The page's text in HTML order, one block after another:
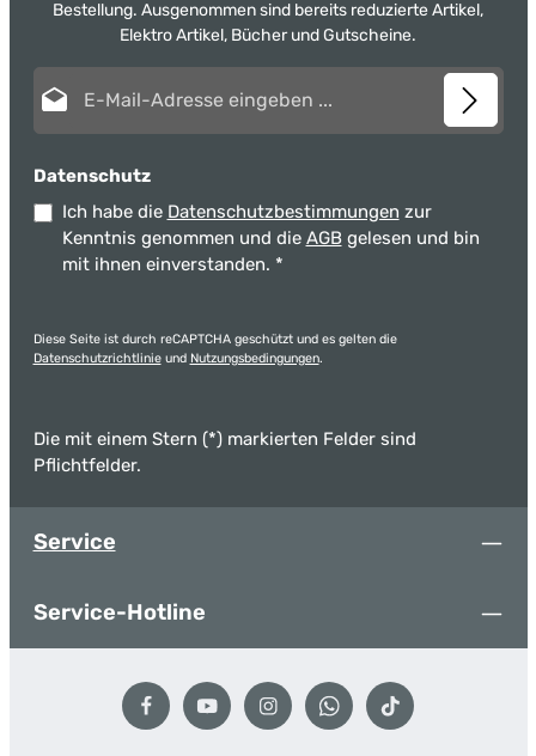
Bestellung. Ausgenommen sind bereits reduzierte Artikel,
Elektro Artikel, Bücher und Gutscheine.
Datenschutz
Ich habe die Datenschutzbestimmungen zur
Kenntnis genommen und die AGB gelesen und bin
mit ihnen einverstanden. *
Diese Seite ist durch reCAPTCHA geschützt und es gelten die
Datenschutzrichtlinieund Nutzungsbedingungen.
Die mit einem Stern (*) markierten Felder sind
Pflichtfelder.
Service
Service-Hotline